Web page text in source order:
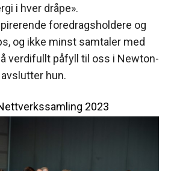
i hver dråpe».
foredragsholdere og
og ikke minst samtaler med
verdifullt påfyll til oss i Newton-
hun.
2023